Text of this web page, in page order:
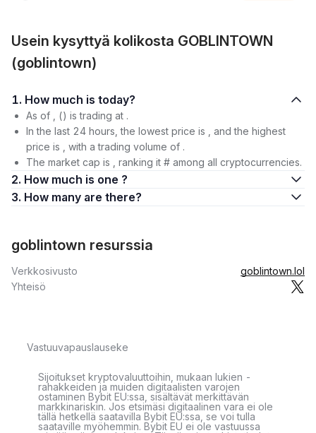
Usein kysyttyä kolikosta GOBLINTOWN
(goblintown)
1. How much is today?
As of , () is trading at .
In the last 24 hours, the lowest price is , and the highest
price is , with a trading volume of .
The market cap is , ranking it # among all cryptocurrencies.
2. How much is one ?
3. How many are there?
goblintown resurssia
Verkkosivusto
goblintown.lol
Yhteisö
Vastuuvapauslauseke
Sijoitukset kryptovaluuttoihin, mukaan lukien -
rahakkeiden ja muiden digitaalisten varojen
ostaminen Bybit EU:ssa, sisältävät merkittävän
markkinariskin. Jos etsimäsi digitaalinen vara ei ole
tällä hetkellä saatavilla Bybit EU:ssa, se voi tulla
saataville myöhemmin. Bybit EU ei ole vastuussa